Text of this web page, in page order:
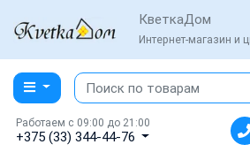
КветкаДом
Интернет-магазин и
Работаем с 09:00 до 21:00
+375 (33) 344-44-76